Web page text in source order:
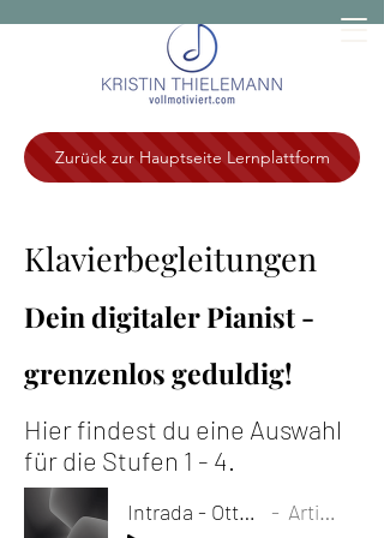
Zurück zur Hauptseite Lernplattform
Klavierbegleitungen
Dein digitaler Pianist -
grenzenlos geduldig!
Hier findest du eine Auswahl
für die Stufen 1 - 4.
Intrada - Otto M. Schwarz Artist Name